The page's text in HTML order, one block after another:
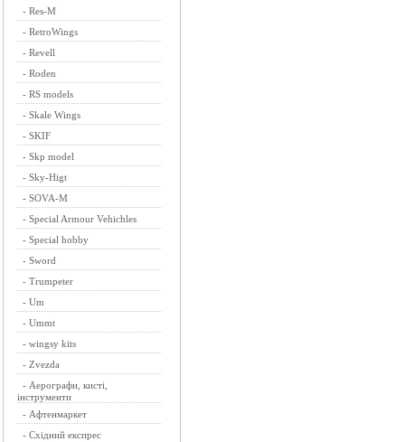
- Res-M
- RetroWings
- Revell
- Roden
- RS models
- Skale Wings
- SKIF
- Skp model
- Sky-Higt
- SOVA-M
- Special Armour Vehichles
- Special hobby
- Sword
- Trumpeter
- Um
- Ummt
- wingsy kits
- Zvezda
- Аерографи, кисті,
інструменти
- Афтенмаркет
- Східний експрес